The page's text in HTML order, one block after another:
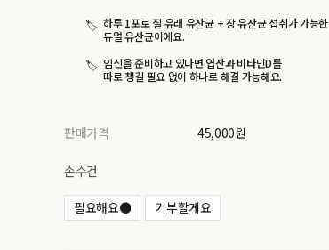
하루 1포로 질 유래 유산균 + 장 유산균 섭취가 가능한
듀얼 유산균이에요.
임신을 준비하고 있다면 엽산과 비타민D를
따로 챙길 필요 없이 하나로 해결 가능해요.
판매가격 45,000원
손수건
필요해요● 기부할게요